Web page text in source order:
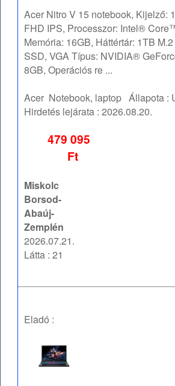
Acer Nitro V 15 notebook, Kijelző:
FHD IPS, Processzor: Intel®
Memória: 16GB, Háttértár: 1TB
SSD, VGA Típus: NVIDIA®
8GB, Operációs re ...
Acer Notebook, laptop Állapota :
Hirdetés lejárata :2026.08.20.
479 095
Ft
Miskolc
Borsod-
Abaúj-
Zemplén
2026.07.21.
Látta : 21
Eladó :